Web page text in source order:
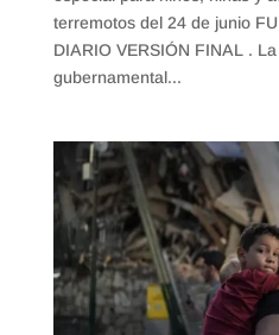
terremotos del 24 de junio
DIARIO VERSIÓN FINAL .
gubernamental...